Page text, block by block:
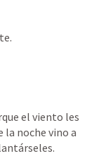
el viento les
la noche vino a